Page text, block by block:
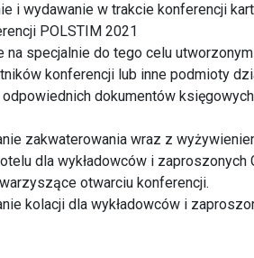
i wydawanie w trakcie konferencji
POLSTIM 2021
na specjalnie do tego celu
konferencji lub inne podmioty
dokumentów
zakwaterowania wraz z
dla wykładowców i
otwarciu konferencji.
kolacji dla wykładowców i